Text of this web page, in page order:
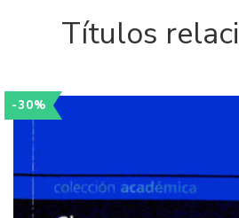
Títulos
-30%